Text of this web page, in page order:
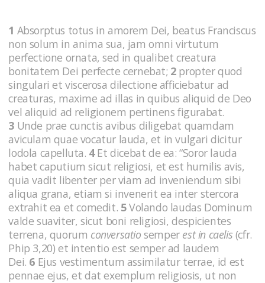
1 Absorptus totus in amorem Dei, beatus Franciscus
non solum in anima sua, jam omni virtutum
perfectione ornata, sed in qualibet creatura
bonitatem Dei perfecte cernebat; 2propter quod
singulari et viscerosa dilectione afficiebatur ad
creaturas, maxime ad illas in quibus aliquid de Deo
vel aliquid ad religionem pertinens figurabat.
3 Unde prae cunctis avibus diligebat quamdam
aviculam quae vocatur lauda, et in vulgari dicitur
lodola capelluta. 4Et dicebat de ea: “Soror lauda
habet caputium sicut religiosi, et est humilis avis,
quia vadit libenter per viam ad inveniendum sibi
aliqua grana, etiam si invenerit ea inter stercora
extrahit ea et comedit. 5Volando laudas Dominum
valde suaviter, sicut boni religiosi, despicientes
terrena, quorum conversatiosemper est in caelis (cfr.
Phip 3,20) et intentio est semper ad laudem
Dei. 6 Ejus vestimentum assimilatur terrae, id est
pennae ejus, et dat exemplum religiosis, ut non